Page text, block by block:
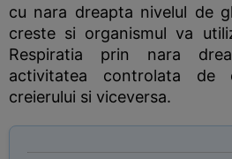
cu nara dreapta nivelul de
creste si organismul va
Respiratia prin nara
activitatea controlata de
creierului si viceversa.